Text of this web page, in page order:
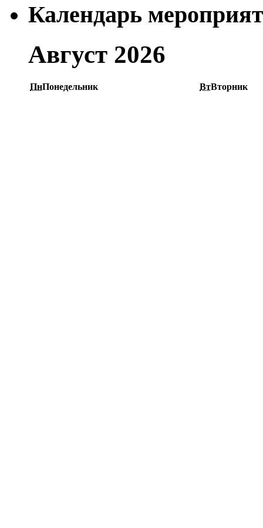
Календарь
Август 2026
ПнПонедельник ВтВторник